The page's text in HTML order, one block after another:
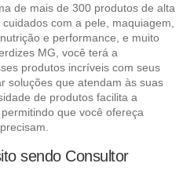
de mais de 300 produtos de alta
com a pele, maquiagem,
e performance, e muito
MG, você terá a
produtos incríveis com seus
soluções que atendam às suas
de produtos facilita a
que você ofereça
sendo Consultor